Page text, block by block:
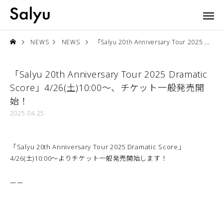
NEWS NEWS 「Salyu 20th Anniversary Tour 2025 Dramatic Score」4/26(土)10:00〜、チケット一般発売開始！
「Salyu 20th Anniversary Tour 2025 Dramatic
Score」4/26(土)10:00〜、チケット一般発売開
始！
2025.04.25
「Salyu 20th Anniversary Tour 2025 Dramatic Score」
4/26(土)10:00〜よりチケット一般発売開始します！
ーー